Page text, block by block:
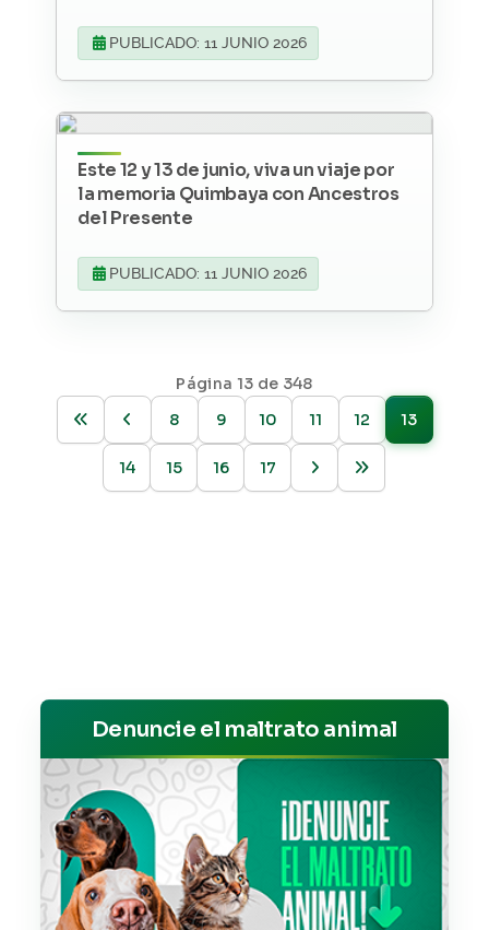
PUBLICADO: 11 JUNIO 2026
Este 12 y 13 de junio, viva un viaje por
la memoria Quimbaya con Ancestros
del Presente
PUBLICADO: 11 JUNIO 2026
Página 13 de 348
8
9 10 11 12 13
14 15 16 17
Denuncie el maltrato animal